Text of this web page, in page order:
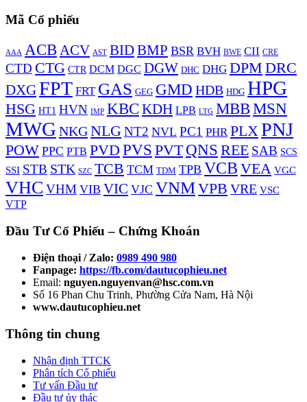
Mã Cổ phiếu
AAA ACB ACV AST BIDBMP BSR BVH BWE CII CRE
CTD CTG CTR DCM DGC DGW DHC DHG DPM DRC
DXGFPT FRT GAS GEG GMD HDB HDG HPG
HSG HT1 HVN IMP KBC KDH LPB LTG MBBMSN
MWG NKGNLGNT2 NVL PC1 PHR PLX PNJ
POW PPC PTB PVD PVS PVT QNS REE SAB SCS
SSI STB STK SZC TCB TCM TDM TPB VCB VEA VGC
VHC VHM VIB VIC VJC VNMVPB VRE VSC
VTP
Đầu Tư Cổ Phiếu – Chứng Khoán
Điện thoại / Zalo: 0989 490 980
Fanpage: https://fb.com/dautucophieu.net
Email: nguyen.nguyenvan@hsc.com.vn
Số 16 Phan Chu Trinh, Phường Cửa Nam, Hà Nội
www.dautucophieu.net
Thông tin chung
Nhận định TTCK
Phân tích Cổ phiếu
Tư vấn Đầu tư
Đầu tư ủy thác